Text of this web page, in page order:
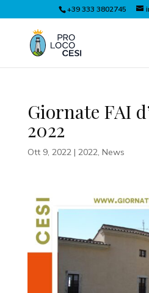
+39 333 3802745
Giornate FAI
2022
Ott 9, 2022| 2022, News